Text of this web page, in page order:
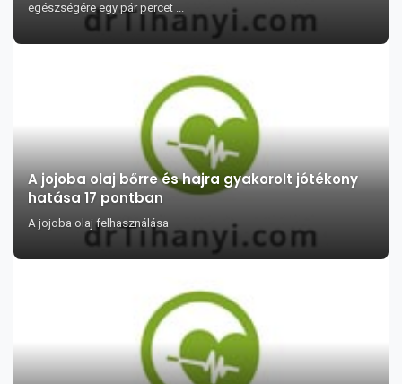
egészségére egy pár percet ...
A jojoba olaj bőrre és hajra gyakorolt jótékony
hatása 17 pontban
A jojoba olaj felhasználása